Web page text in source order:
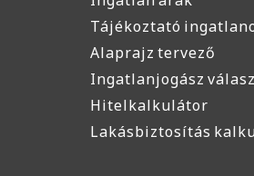
Tájékoztató
Alaprajz tervező
Ingatlanjogász
Hitelkalkulátor
Lakásbiztosítás